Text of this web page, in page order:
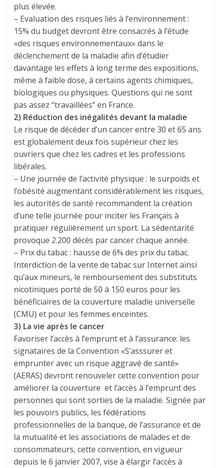
plus élevée.
– Evaluation des risques liés à l’environnement :
15% du budget devront être consacrés à l’étude
«des risques environnementaux» dans le
déclenchement de la maladie afin d’étudier
davantage les effets à long terme des expositions,
même à faible dose, à certains agents chimiques,
biologiques ou physiques. Questions qui ne sont
pas assez “travaillées” en France.
2) Réduction des inégalités devant la maladie
Le risque de décéder d’un cancer entre 30 et 65 ans
est globalement deux fois supérieur chez les
ouvriers que chez les cadres et les professions
libérales.
– Une journée de l’activité physique : le surpoids et
l’obésité augmentant considérablement les risques,
les autorités de santé recommandent la création
d’une telle journée pour inciter les Français à
pratiquer régulièrement un sport. La sédentarité
provoque 2.200 décès par cancer chaque année.
– Prix du tabac : hausse de 6% des prix du tabac.
Interdiction de la vente de tabac sur Internet ainsi
qu’aux mineurs, le remboursement des substituts
nicotiniques porté de 50 à 150 euros pour les
bénéficiaires de la couverture maladie universelle
(CMU) et pour les femmes enceintes.
3) La vie après le cancer
Favoriser l’accès à l’emprunt et à l’assurance: les
signataires de la Convention «S’asssurer et
emprunter avec un risque aggravé de santé»
(AERAS) devront renouveler cette convention pour
améliorer la couverture et l’accès à l’emprunt des
personnes qui sont sorties de la maladie. Signée par
les pouvoirs publics, les fédérations
professionnelles de la banque, de l’assurance et de
la mutualité et les associations de malades et de
consommateurs, cette convention, en vigueur
depuis le 6 janvier 2007, vise à élargir l’accès à